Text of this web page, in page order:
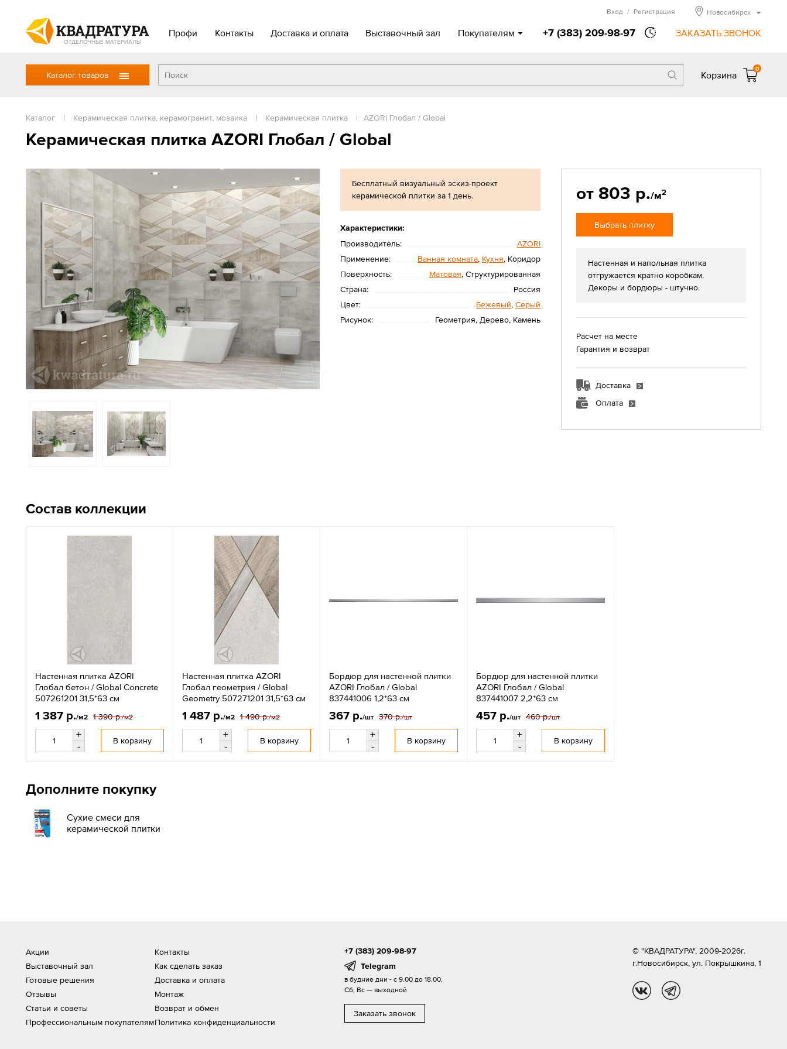
ОТДЕЛОЧНЫЕ МАТЕРИАЛЫ
Профи Контакты Доставка и оплата Выставочный зал Покупателям +7 (383) 209-98-97 ЗАКАЗАТЬ ЗВОНОК
Вход / Регистрация Новосибирск
Каталог товаров Корзина
0
Каталог | Керамическая плитка, керамогранит, мозаика | Керамическая плитка | AZORI Глобал / Global
Керамическая плитка AZORI Глобал / Global
Бесплатный визуальный эскиз-проект
керамической плитки за 1 день.
Характеристики:
Производитель:
AZORI
Применение:
Ванная комната, Кухня, Коридор
Поверхность:
Матовая, Структурированная
Страна:
Россия
Цвет:
Бежевый,Серый
Рисунок:
Геометрия, Дерево, Камень
от 803 р./м2
Выбрать плитку
Настенная и напольная плитка
отгружается кратно коробкам.
Декоры и бордюры - штучно.
Расчет на месте
Гарантия и возврат
Доставка
Оплата
Состав коллекции
Настенная плитка AZORI
Глобал бетон / Global Concrete
507261201 31,5*63 см
1 387 р./м2 1 390 р./м2
+
-
В корзину
Настенная плитка AZORI
Глобал геометрия / Global
Geometry 507271201 31,5*63 см
1 487 р./м2 1 490 р./м2
+
-
В корзину
Бордюр для настенной плитки
AZORI Глобал / Global
837441006 1,2*63 см
367 р./шт 370 р./шт
+
-
В корзину
Бордюр для настенной плитки
AZORI Глобал / Global
837441007 2,2*63 см
457 р./шт 460 р./шт
+
-
В корзину
Дополните покупку
Сухие смеси для
керамической плитки
Акции
Выставочный зал
Готовые решения
Отзывы
Статьи и советы
Профессиональным покупателям
Контакты
Как сделать заказ
Доставка и оплата
Монтаж
Возврат и обмен
Политика конфиденциальности
+7 (383) 209-98-97
Telegram
в будние дни - с 9.00 до 18.00,
Сб, Вс — выходной
Заказать звонок
© "КВАДРАТУРА", 2009-2026г.
г.Новосибирск, ул. Покрышкина, 1